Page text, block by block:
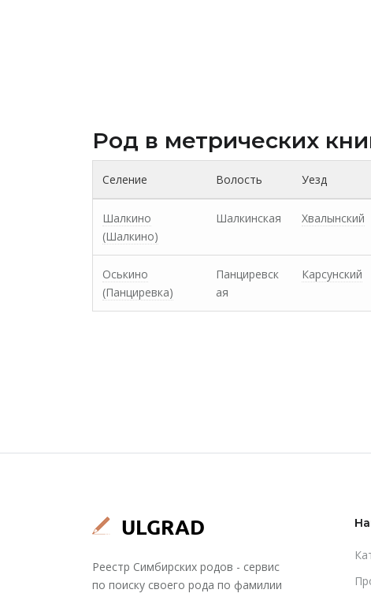
Род в метрических
Селение Волость Уезд
Шалкино
(Шалкино)
Шалкинская Хвалынский
Оськино
(Панциревка)
Панциревск
ая
Карсунский
Реестр Симбирских родов - сервис
по поиску своего рода по фамилии